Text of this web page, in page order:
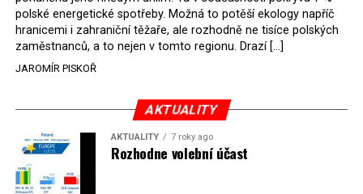
sítí.
Nakonec museli historici odpovědět také na zásadní
otázku: Co se v Polsku po roce 1944 vlastně odehrávalo?
Byla to občanská válka? Boj proti novým okupantům?
89 razili komunisté výklad, že se jednalo o občanskou
válku. Během vědecké konference, která proběhla ve
Varšavě v roce 1997 pod názvem „Občanská válka nebo
nová okupace Polska po roce 1944?“, většina historiků i
publicistů tezi o občanské válce rozhodně odmítla.
polské energetické spotřeby. Možná to potěší ekology napříč
hranicemi i zahraniční těžaře, ale rozhodně ne tisíce polských
zaměstnanců, a to nejen v tomto regionu. Drazí […]
JAROMÍR PISKOŘ
AKTUALITY
AKTUALITY 7 roky ago
Rozhodne volební účast